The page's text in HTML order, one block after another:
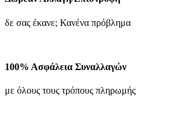
δε σας έκανε; Κανένα πρόβλημα
100% Ασφάλεια Συναλλαγών
με όλους τους τρόπους πληρωμής